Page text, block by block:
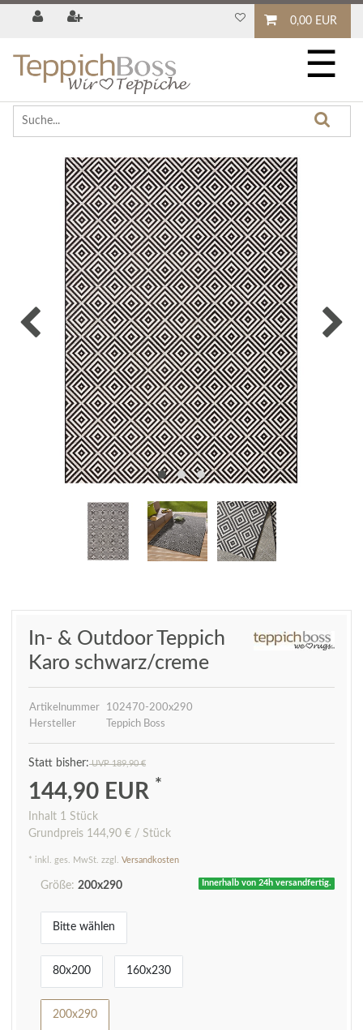
0,00 EUR
☰
In- & Outdoor Teppich
Karo schwarz/creme
Artikelnummer
102470-200x290
Hersteller
Teppich Boss
UVP 189,90 €
144,90 EUR *
Inhalt 1 Stück
Grundpreis 144,90 € / Stück
* inkl. ges. MwSt. zzgl. Versandkosten
Innerhalb von 24h versandfertig.
Größe: 200x290
Bitte wählen
80x200 160x230
200x290